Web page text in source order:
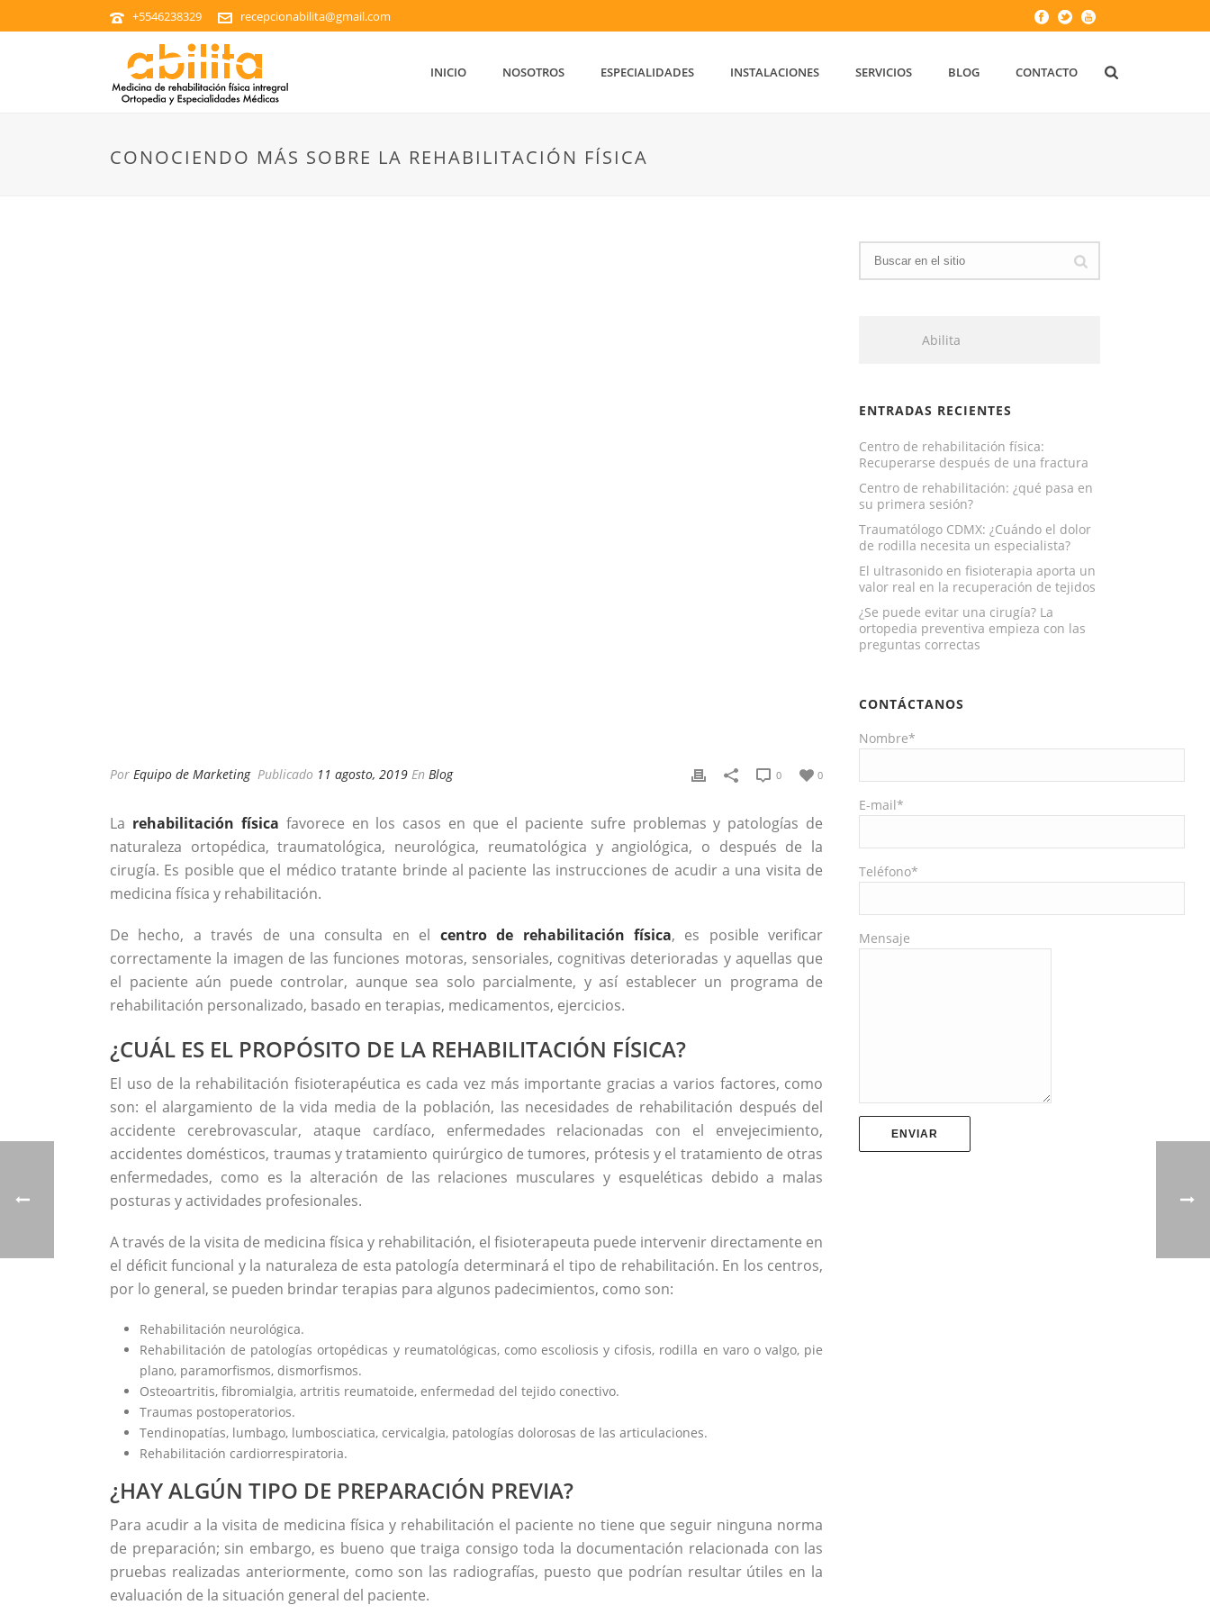
+5546238329 recepcionabilita@gmail.com
INICIO NOSOTROS ESPECIALIDADES INSTALACIONES SERVICIOS BLOG CONTACTO
CONOCIENDO MÁS SOBRE LA REHABILITACIÓN FÍSICA
Por Equipo de Marketing Publicado 11 agosto, 2019 En Blog 0
0
La rehabilitación física favorece en los casos en que el paciente sufre problemas y patologías de
naturaleza ortopédica, traumatológica, neurológica, reumatológica y angiológica, o después de la
cirugía. Es posible que el médico tratante brinde al paciente las instrucciones de acudir a una visita de
medicina física y rehabilitación.
De hecho, a través de una consulta en el centro de rehabilitación física, es posible verificar
correctamente la imagen de las funciones motoras, sensoriales, cognitivas deterioradas y aquellas que
el paciente aún puede controlar, aunque sea solo parcialmente, y así establecer un programa de
rehabilitación personalizado, basado en terapias, medicamentos, ejercicios.
¿CUÁL ES EL PROPÓSITO DE LA REHABILITACIÓN FÍSICA?
El uso de la rehabilitación fisioterapéutica es cada vez más importante gracias a varios factores, como
son: el alargamiento de la vida media de la población, las necesidades de rehabilitación después del
accidente cerebrovascular, ataque cardíaco, enfermedades relacionadas con el envejecimiento,
accidentes domésticos, traumas y tratamiento quirúrgico de tumores, prótesis y el tratamiento de otras
enfermedades, como es la alteración de las relaciones musculares y esqueléticas debido a malas
posturas y actividades profesionales.
A través de la visita de medicina física y rehabilitación, el fisioterapeuta puede intervenir directamente en
el déficit funcional y la naturaleza de esta patología determinará el tipo de rehabilitación. En los centros,
por lo general, se pueden brindar terapias para algunos padecimientos, como son:
Rehabilitación neurológica.
Rehabilitación de patologías ortopédicas y reumatológicas, como escoliosis y cifosis, rodilla en varo o valgo, pie
plano, paramorfismos, dismorfismos.
Osteoartritis, fibromialgia, artritis reumatoide, enfermedad del tejido conectivo.
Traumas postoperatorios.
Tendinopatías, lumbago, lumbosciatica, cervicalgia, patologías dolorosas de las articulaciones.
Rehabilitación cardiorrespiratoria.
¿HAY ALGÚN TIPO DE PREPARACIÓN PREVIA?
Para acudir a la visita de medicina física y rehabilitación el paciente no tiene que seguir ninguna norma
de preparación; sin embargo, es bueno que traiga consigo toda la documentación relacionada con las
pruebas realizadas anteriormente, como son las radiografías, puesto que podrían resultar útiles en la
evaluación de la situación general del paciente.
Abilita
ENTRADAS RECIENTES
Centro de rehabilitación física:
Recuperarse después de una fractura
Centro de rehabilitación: ¿qué pasa en
su primera sesión?
Traumatólogo CDMX: ¿Cuándo el dolor
de rodilla necesita un especialista?
El ultrasonido en fisioterapia aporta un
valor real en la recuperación de tejidos
¿Se puede evitar una cirugía? La
ortopedia preventiva empieza con las
preguntas correctas
CONTÁCTANOS
Nombre*
E-mail*
Teléfono*
Mensaje